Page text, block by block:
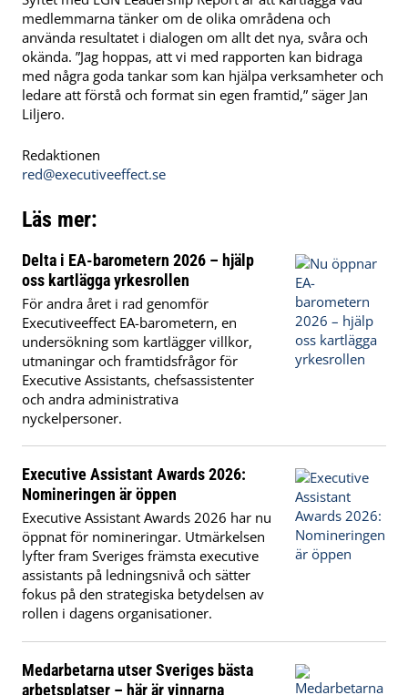
medlemmarna tänker om de olika områdena och
använda resultatet i dialogen om allt det nya, svåra och
okända. ”Jag hoppas, att vi med rapporten kan bidraga
med några goda tankar som kan hjälpa verksamheter och
ledare att förstå och format sin egen framtid,” säger Jan
Liljero.
Redaktionen
red@executiveeffect.se
Läs mer:
Delta i EA-barometern 2026 – hjälp
oss kartlägga yrkesrollen
För andra året i rad genomför
Executiveeffect EA-barometern, en
undersökning som kartlägger villkor,
utmaningar och framtidsfrågor för
Executive Assistants, chefsassistenter
och andra administrativa
nyckelpersoner.
Executive Assistant Awards 2026:
Nomineringen är öppen
Executive Assistant Awards 2026 har nu
öppnat för nomineringar. Utmärkelsen
lyfter fram Sveriges främsta executive
assistants på ledningsnivå och sätter
fokus på den strategiska betydelsen av
rollen i dagens organisationer.
Medarbetarna utser Sveriges bästa
arbetsplatser – här är vinnarna